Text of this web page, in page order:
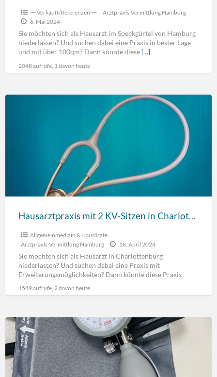
一 Verkauft/Referenzen 一
Arztpraxis-Vermittlung Hamburg
6. Mai 2024
Sie möchten sich als Hausarzt im Speckgürtel von Hamburg
niederlassen? Und suchen dabei eine Praxis in bester Lage
und mit über 100qm? Dann könnte diese […]
2048 aufrufe, 1 davon heute
Hausarztpraxis mit 2 KV-Sitzen in Charlottenburg-Wilmersdorf
Allgemeinmedizin & Hausärzte
Arztpraxis-Vermittlung Hamburg
18. April 2024
Sie möchten sich als Hausarzt in Charlottenburg
niederlassen? Und suchen dabei eine Praxis mit
Erweiterungsmöglichkeiten? Dann könnte diese Praxis
1549 aufrufe, 2 davon heute